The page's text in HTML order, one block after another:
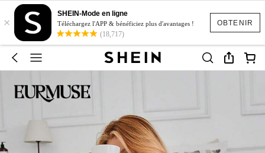
OBTENIR
×
SHEIN-Mode en ligne
Téléchargez l'APP & bénéficiez plus d'avantages !
(18,717)